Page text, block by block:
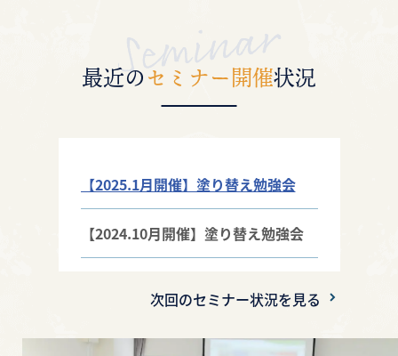
最近のセミナー開催状況
【2025.1月開催】塗り替え勉強会
【2024.10月開催】塗り替え勉強会
次回のセミナー状況を見る